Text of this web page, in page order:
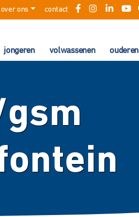
over ons contact
jongeren volwassenen ouderen